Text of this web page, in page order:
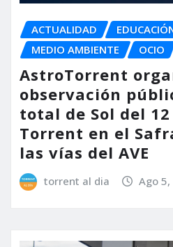
ACTUALIDAD
MEDIO AMBIENTE
OCIO
AstroTorrent
observación
total de Sol del
Torrent en el
las vías del AVE
torrent al dia Ago